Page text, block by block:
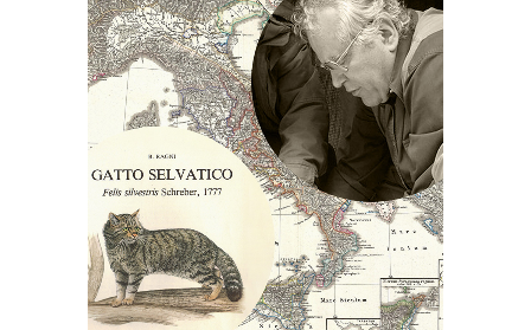
APPROFONDISCI
Il maggiore esperto italiano
della specie, Bernardino
Ragni, ha raccolto dati per
quasi 40 anni nel corso della
sua attività scientifica. La
sua banca dati storica sarà
integrata nella mappa del
progetto.